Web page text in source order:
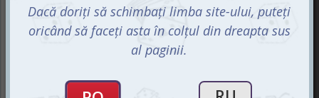
остались и в данном издании. Получив на старте по 14